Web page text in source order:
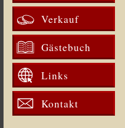
Verkauf
Gästebuch
Links
Kontakt